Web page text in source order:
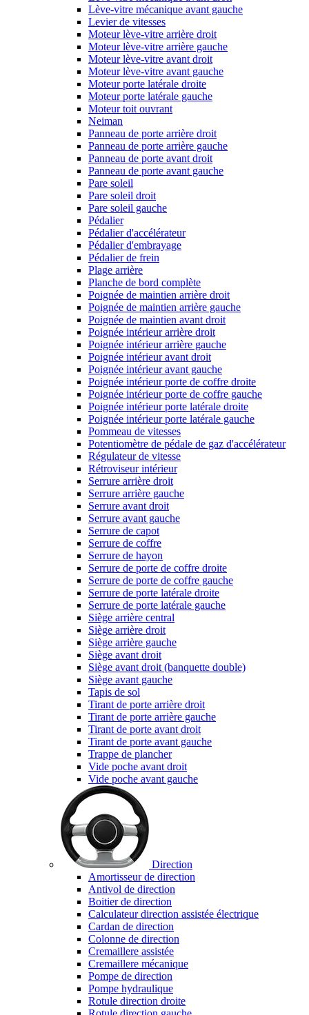
Lève-vitre mécanique avant gauche
Levier de vitesses
Moteur lève-vitre arrière droit
Moteur lève-vitre arrière gauche
Moteur lève-vitre avant droit
Moteur lève-vitre avant gauche
Moteur porte latérale droite
Moteur porte latérale gauche
Moteur toit ouvrant
Neiman
Panneau de porte arrière droit
Panneau de porte arrière gauche
Panneau de porte avant droit
Panneau de porte avant gauche
Pare soleil
Pare soleil droit
Pare soleil gauche
Pédalier
Pédalier d'accélérateur
Pédalier d'embrayage
Pédalier de frein
Plage arrière
Planche de bord complète
Poignée de maintien arrière droit
Poignée de maintien arrière gauche
Poignée de maintien avant droit
Poignée intérieur arrière droit
Poignée intérieur arrière gauche
Poignée intérieur avant droit
Poignée intérieur avant gauche
Poignée intérieur porte de coffre droite
Poignée intérieur porte de coffre gauche
Poignée intérieur porte latérale droite
Poignée intérieur porte latérale gauche
Pommeau de vitesses
Potentiomètre de pédale de gaz d'accélérateur
Régulateur de vitesse
Rétroviseur intérieur
Serrure arrière droit
Serrure arrière gauche
Serrure avant droit
Serrure avant gauche
Serrure de capot
Serrure de coffre
Serrure de hayon
Serrure de porte de coffre droite
Serrure de porte de coffre gauche
Serrure de porte latérale droite
Serrure de porte latérale gauche
Siège arrière central
Siège arrière droit
Siège arrière gauche
Siège avant droit
Siège avant droit (banquette double)
Siège avant gauche
Tapis de sol
Tirant de porte arrière droit
Tirant de porte arrière gauche
Tirant de porte avant droit
Tirant de porte avant gauche
Trappe de plancher
Vide poche avant droit
Vide poche avant gauche
Direction
Amortisseur de direction
Antivol de direction
Boitier de direction
Calculateur direction assistée électrique
Cardan de direction
Colonne de direction
Cremaillere assistée
Cremaillere mécanique
Pompe de direction
Pompe hydraulique
Rotule direction droite